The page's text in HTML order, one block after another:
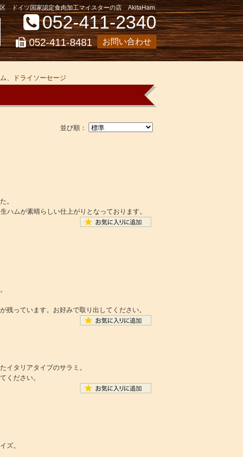
ドイツ国家認定食肉加工マイスターの店 AkitaHam.
052-411-2340
052-411-8481 お問い合わせ
、ドライソーセージ
並び順：
。
ハムが素晴らしい仕上がりとなっております。
残っています。お好みで取り出してください。
イタリアタイプのサラミ。
ください。
ズ。